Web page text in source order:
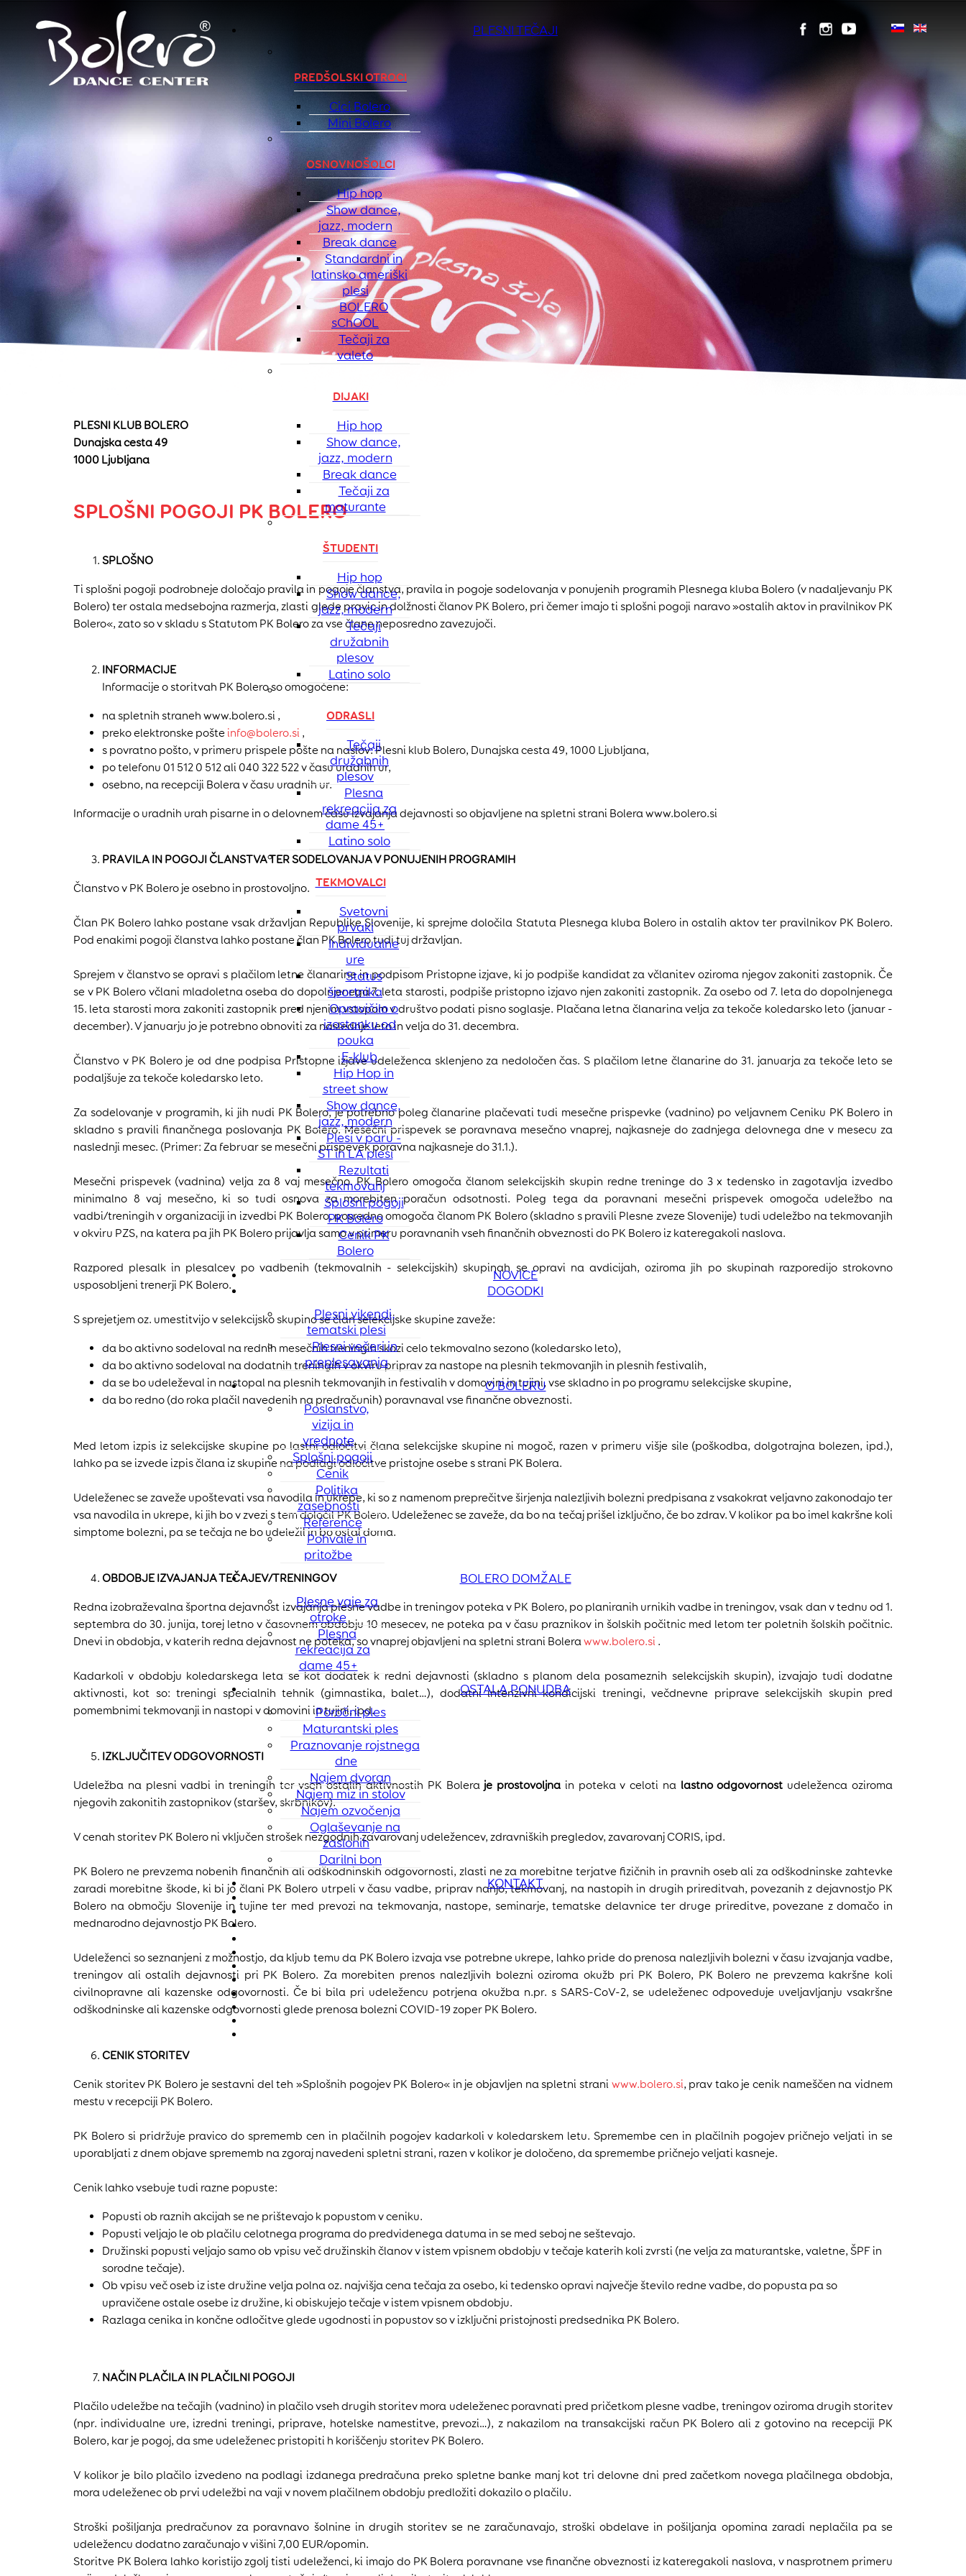
PLESNI TEČAJI
PREDŠOLSKI OTROCI
Cici Bolero
Mini Bolero
OSNOVNOŠOLCI
Hip hop
Show dance,
jazz, modern
Break dance
Standardni in
latinsko ameriški
plesi
BOLERO
sChOOL
Tečaji za
valeto
DIJAKI
Hip hop
Show dance,
jazz, modern
Break dance
Tečaji za
maturante
ŠTUDENTI
Hip hop
Show dance,
jazz, modern
Tečaji
družabnih
plesov
Latino solo
ODRASLI
Tečaji
družabnih
plesov
Plesna
rekreacija za
dame 45+
Latino solo
TEKMOVALCI
Svetovni
prvaki
Individualne
ure
Status
športnika
Opravičilo o
izostanku od
pouka
E-klub
Hip Hop in
street show
Show dance,
jazz, modern
Plesi v paru -
ST in LA plesi
Rezultati
tekmovanj
Splošni pogoji
PK Bolero
Cenik PK
Bolero
NOVICE
DOGODKI
Plesni vikendi,
tematski plesi
Plesni večeri in
preplesavanja
O BOLERU
Poslanstvo,
vizija in
vrednote
Splošni pogoji
Cenik
Politika
zasebnosti
Reference
Pohvale in
pritožbe
BOLERO DOMŽALE
Plesne vaje za
otroke
Plesna
rekreacija za
dame 45+
OSTALA PONUDBA
Poročni ples
Maturantski ples
Praznovanje rojstnega
dne
Najem dvoran
Najem miz in stolov
Najem ozvočenja
Oglaševanje na
zaslonih
Darilni bon
KONTAKT
PLESNI KLUB BOLERO
Dunajska cesta 49
1000 Ljubljana
SPLOŠNI POGOJI PK BOLERO
SPLOŠNO
Ti splošni pogoji podrobneje določajo pravila in pogoje članstva, pravila in pogoje sodelovanja v ponujenih programih Plesnega kluba Bolero (v nadaljevanju PK
Bolero) ter ostala medsebojna razmerja, zlasti glede pravic in dolžnosti članov PK Bolero, pri čemer imajo ti splošni pogoji naravo »ostalih aktov in pravilnikov PK
Bolero«, zato so v skladu s Statutom PK Bolero za vse člane neposredno zavezujoči.
INFORMACIJE
Informacije o storitvah PK Bolero so omogočene:
na spletnih straneh www.bolero.si ,
preko elektronske pošte info@bolero.si ,
s povratno pošto, v primeru prispele pošte na naslov: Plesni klub Bolero, Dunajska cesta 49, 1000 Ljubljana,
po telefonu 01 512 0 512 ali 040 322 522 v času uradnih ur,
osebno, na recepciji Bolera v času uradnih ur.
Informacije o uradnih urah pisarne in o delovnem času izvajanja dejavnosti so objavljene na spletni strani Bolera www.bolero.si
PRAVILA IN POGOJI ČLANSTVA TER SODELOVANJA V PONUJENIH PROGRAMIH
Članstvo v PK Bolero je osebno in prostovoljno.
Član PK Bolero lahko postane vsak državljan Republike Slovenije, ki sprejme določila Statuta Plesnega kluba Bolero in ostalih aktov ter pravilnikov PK Bolero.
Pod enakimi pogoji članstva lahko postane član PK Bolero tudi tuj državljan.
Sprejem v članstvo se opravi s plačilom letne članarine in podpisom Pristopne izjave, ki jo podpiše kandidat za včlanitev oziroma njegov zakoniti zastopnik. Če
se v PK Bolero včlani mladoletna oseba do dopolnjenega 7. leta starosti, podpiše pristopno izjavo njen zakoniti zastopnik. Za osebo od 7. leta do dopolnjenega
15. leta starosti mora zakoniti zastopnik pred njenim vstopom v društvo podati pisno soglasje. Plačana letna članarina velja za tekoče koledarsko leto (januar -
december). V januarju jo je potrebno obnoviti za naslednje leto in velja do 31. decembra.
Članstvo v PK Bolero je od dne podpisa Pristopne izjave udeleženca sklenjeno za nedoločen čas. S plačilom letne članarine do 31. januarja za tekoče leto se
podaljšuje za tekoče koledarsko leto.
Za sodelovanje v programih, ki jih nudi PK Bolero, je potrebno poleg članarine plačevati tudi mesečne prispevke (vadnino) po veljavnem Ceniku PK Bolero in
skladno s pravili finančnega poslovanja PK Bolero. Mesečni prispevek se poravnava mesečno vnaprej, najkasneje do zadnjega delovnega dne v mesecu za
naslednji mesec. (Primer: Za februar se mesečni prispevek poravna najkasneje do 31.1.).
Mesečni prispevek (vadnina) velja za 8 vaj mesečno. PK Bolero omogoča članom selekcijskih skupin redne treninge do 3 x tedensko in zagotavlja izvedbo
minimalno 8 vaj mesečno, ki so tudi osnova za morebiten poračun odsotnosti. Poleg tega da poravnani mesečni prispevek omogoča udeležbo na
vadbi/treningih v organizaciji in izvedbi PK Bolero, posredno omogoča članom PK Bolero (skladno s pravili Plesne zveze Slovenije) tudi udeležbo na tekmovanjih
v okviru PZS, na katera pa jih PK Bolero prijavlja samo v primeru poravnanih vseh finančnih obveznosti do PK Bolero iz kateregakoli naslova.
Razpored plesalk in plesalcev po vadbenih (tekmovalnih - selekcijskih) skupinah se opravi na avdicijah, oziroma jih po skupinah razporedijo strokovno
usposobljeni trenerji PK Bolero.
S sprejetjem oz. umestitvijo v selekcijsko skupino se član selekcijske skupine zaveže:
da bo aktivno sodeloval na rednih mesečnih treningih skozi celo tekmovalno sezono (koledarsko leto),
da bo aktivno sodeloval na dodatnih treningih v okviru priprav za nastope na plesnih tekmovanjih in plesnih festivalih,
da se bo udeleževal in nastopal na plesnih tekmovanjih in festivalih v domovini in tujini, vse skladno in po programu selekcijske skupine,
da bo redno (do roka plačil navedenih na predračunih) poravnaval vse finančne obveznosti.
Med letom izpis iz selekcijske skupine po lastni odločitvi člana selekcijske skupine ni mogoč, razen v primeru višje sile (poškodba, dolgotrajna bolezen, ipd.),
lahko pa se izvede izpis člana iz skupine na podlagi odločitve pristojne osebe s strani PK Bolera.
Udeleženec se zaveže upoštevati vsa navodila in ukrepe, ki so z namenom preprečitve širjenja nalezljivih bolezni predpisana z vsakokrat veljavno zakonodajo ter
vsa navodila in ukrepe, ki jih bo v zvezi s tem določil PK Bolero. Udeleženec se zaveže, da bo na tečaj prišel izključno, če bo zdrav. V kolikor pa bo imel kakršne koli
simptome bolezni, pa se tečaja ne bo udeležil in bo ostal doma.
OBDOBJE IZVAJANJA TEČAJEV/TRENINGOV
Redna izobraževalna športna dejavnost izvajanja plesne vadbe in treningov poteka v PK Bolero, po planiranih urnikih vadbe in treningov, vsak dan v tednu od 1.
septembra do 30. junija, torej letno v časovnem obdobju 10 mesecev, ne poteka pa v času praznikov in šolskih počitnic med letom ter poletnih šolskih počitnic.
Dnevi in obdobja, v katerih redna dejavnost ne poteka, so vnaprej objavljeni na spletni strani Bolerawww.bolero.si .
Kadarkoli v obdobju koledarskega leta se kot dodatek k redni dejavnosti (skladno s planom dela posameznih selekcijskih skupin), izvajajo tudi dodatne
aktivnosti, kot so: treningi specialnih tehnik (gimnastika, balet…), dodatni intenzivni kondicijski treningi, večdnevne priprave selekcijskih skupin pred
pomembnimi tekmovanji in nastopi v domovini in tujini, ipd.
IZKLJUČITEV ODGOVORNOSTI
Udeležba na plesni vadbi in treningih ter vseh ostalih aktivnostih PK Bolera je prostovoljna in poteka v celoti na lastno odgovornost udeleženca oziroma
njegovih zakonitih zastopnikov (staršev, skrbnikov).
V cenah storitev PK Bolero ni vključen strošek nezgodnih zavarovanj udeležencev, zdravniških pregledov, zavarovanj CORIS, ipd.
PK Bolero ne prevzema nobenih finančnih ali odškodninskih odgovornosti, zlasti ne za morebitne terjatve fizičnih in pravnih oseb ali za odškodninske zahtevke
zaradi morebitne škode, ki bi jo člani PK Bolero utrpeli v času vadbe, priprav nanjo, tekmovanj, na nastopih in drugih prireditvah, povezanih z dejavnostjo PK
Bolero na območju Slovenije in tujine ter med prevozi na tekmovanja, nastope, seminarje, tematske delavnice ter druge prireditve, povezane z domačo in
mednarodno dejavnostjo PK Bolero.
Udeleženci so seznanjeni z možnostjo, da kljub temu da PK Bolero izvaja vse potrebne ukrepe, lahko pride do prenosa nalezljivih bolezni v času izvajanja vadbe,
treningov ali ostalih dejavnosti pri PK Bolero. Za morebiten prenos nalezljivih bolezni oziroma okužb pri PK Bolero, PK Bolero ne prevzema kakršne koli
civilnopravne ali kazenske odgovornosti. Če bi bila pri udeležencu potrjena okužba n.pr. s SARS-CoV-2, se udeleženec odpoveduje uveljavljanju vsakršne
odškodninske ali kazenske odgovornosti glede prenosa bolezni COVID-19 zoper PK Bolero.
CENIK STORITEV
Cenik storitev PK Bolero je sestavni del teh »Splošnih pogojev PK Bolero« in je objavljen na spletni strani www.bolero.si, prav tako je cenik nameščen na vidnem
mestu v recepciji PK Bolero.
PK Bolero si pridržuje pravico do sprememb cen in plačilnih pogojev kadarkoli v koledarskem letu. Spremembe cen in plačilnih pogojev pričnejo veljati in se
uporabljati z dnem objave sprememb na zgoraj navedeni spletni strani, razen v kolikor je določeno, da spremembe pričnejo veljati kasneje.
Cenik lahko vsebuje tudi razne popuste:
Popusti ob raznih akcijah se ne prištevajo k popustom v ceniku.
Popusti veljajo le ob plačilu celotnega programa do predvidenega datuma in se med seboj ne seštevajo.
Družinski popusti veljajo samo ob vpisu več družinskih članov v istem vpisnem obdobju v tečaje katerih koli zvrsti (ne velja za maturantske, valetne, ŠPF in
sorodne tečaje).
Ob vpisu več oseb iz iste družine velja polna oz. najvišja cena tečaja za osebo, ki tedensko opravi največje število redne vadbe, do popusta pa so
upravičene ostale osebe iz družine, ki obiskujejo tečaje v istem vpisnem obdobju.
Razlaga cenika in končne odločitve glede ugodnosti in popustov so v izključni pristojnosti predsednika PK Bolero.
NAČIN PLAČILA IN PLAČILNI POGOJI
Plačilo udeležbe na tečajih (vadnino) in plačilo vseh drugih storitev mora udeleženec poravnati pred pričetkom plesne vadbe, treningov oziroma drugih storitev
(npr. individualne ure, izredni treningi, priprave, hotelske namestitve, prevozi…), z nakazilom na transakcijski račun PK Bolero ali z gotovino na recepciji PK
Bolero, kar je pogoj, da sme udeleženec pristopiti h koriščenju storitev PK Bolero.
V kolikor je bilo plačilo izvedeno na podlagi izdanega predračuna preko spletne banke manj kot tri delovne dni pred začetkom novega plačilnega obdobja,
mora udeleženec ob prvi udeležbi na vaji v novem plačilnem obdobju predložiti dokazilo o plačilu.
Stroški pošiljanja predračunov za poravnavo šolnine in drugih storitev se ne zaračunavajo, stroški obdelave in pošiljanja opomina zaradi neplačila pa se
udeležencu dodatno zaračunajo v višini 7,00 EUR/opomin.
Storitve PK Bolera lahko koristijo zgolj tisti udeleženci, ki imajo do PK Bolera poravnane vse finančne obveznosti iz kateregakoli naslova, v nasprotnem primeru